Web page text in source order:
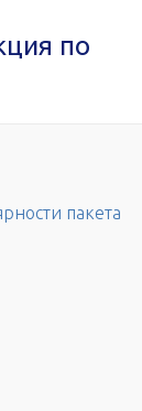
по
пакета